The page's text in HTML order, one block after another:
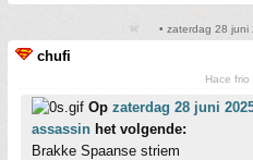
• zaterdag 28 juni
chufi
Hace frio
Op zaterdag 28 juni
assassin het volgende:
Brakke Spaanse striem